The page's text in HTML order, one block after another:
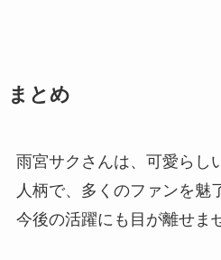
まとめ
雨宮サクさんは、可愛らし
人柄で、多くのファンを魅
今後の活躍にも目が離せま